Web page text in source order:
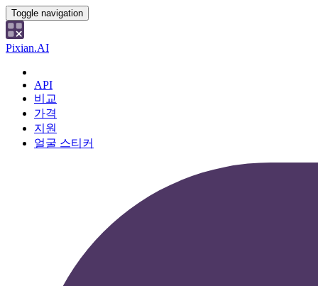
Toggle navigation
Pixian.AI
API
비교
가격
지원
얼굴 스티커